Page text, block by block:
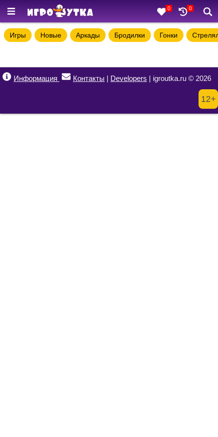
0 0
Игры Новые Аркады Бродилки Гонки
Информация Контакты | Developers | igroutka.ru © 2026
12+